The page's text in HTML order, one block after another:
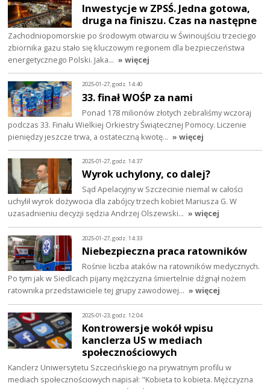
Inwestycje w ZPSŚ. Jedna gotowa,
druga na finiszu. Czas na następne
Zachodniopomorskie po środowym otwarciu w Świnoujściu trzeciego
zbiornika gazu stało się kluczowym regionem dla bezpieczeństwa
energetycznego Polski. Jaka… » więcej
2025-01-27, godz. 14:40
33. finał WOŚP za nami
Ponad 178 milionów złotych zebraliśmy wczoraj
podczas 33. Finału Wielkiej Orkiestry Świątecznej Pomocy. Liczenie
pieniędzy jeszcze trwa, a ostateczną kwotę… » więcej
2025-01-27, godz. 14:37
Wyrok uchylony, co dalej?
Sąd Apelacyjny w Szczecinie niemal w całości
uchylił wyrok dożywocia dla zabójcy trzech kobiet Mariusza G. W
uzasadnieniu decyzji sędzia Andrzej Olszewski… » więcej
2025-01-27, godz. 14:33
Niebezpieczna praca ratowników
Rośnie liczba ataków na ratowników medycznych.
Po tym jak w Siedlcach pijany mężczyzna śmiertelnie dźgnął nożem
ratownika przedstawiciele tej grupy zawodowej… » więcej
2025-01-23, godz. 12:04
Kontrowersje wokół wpisu
kanclerza US w mediach
społecznościowych
Kanclerz Uniwersytetu Szczecińskiego na prywatnym profilu w
mediach społecznościowych napisał: "Kobieta to kobieta. Mężczyzna